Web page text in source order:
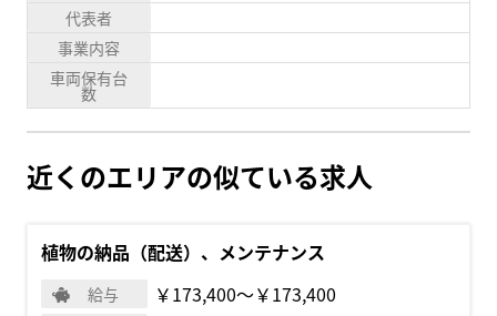
代表者
事業内容
車両保有台
数
近くのエリアの似ている求人
植物の納品（配送）、メンテナンス
給与 ￥173,400〜￥173,400